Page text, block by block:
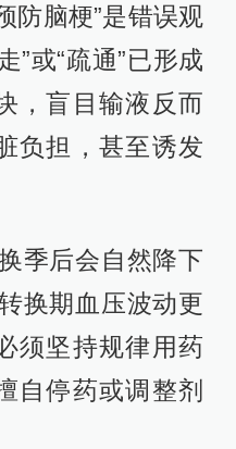
防脑梗”是错误观
”或“疏通”已形成
，盲目输液反而
负担，甚至诱发
季后会自然降下
换期血压波动更
须坚持规律用药
自停药或调整剂